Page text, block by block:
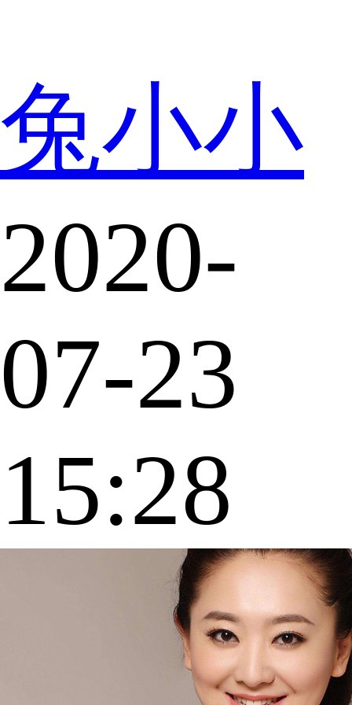
兔小小
2020-
07-23
15:28